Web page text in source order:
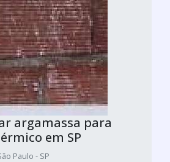
argamassa para
em SP
Paulo - SP